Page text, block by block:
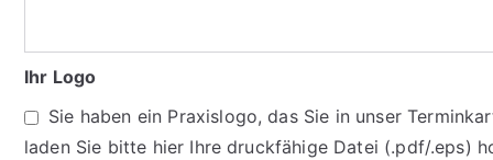
Ihr Logo
Sie haben ein Praxislogo, das Sie in unser
laden Sie bitte hier Ihre druckfähige Datei (.pdf/.eps)